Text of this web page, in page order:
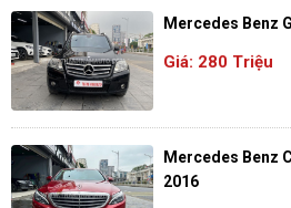
Mercedes Benz
Giá: 280 Triệu
Mercedes Benz
2016